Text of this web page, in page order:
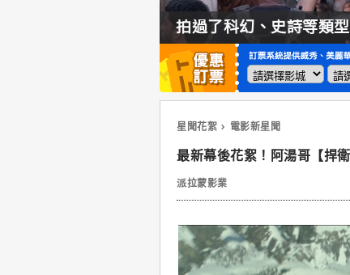
拍過了科幻、史詩等類
星聞花絮 電影新星聞
最新幕後花絮！阿湯哥【捍
派拉蒙影業